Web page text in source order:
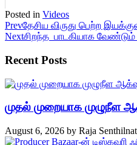
Posted in Videos
Prevதேசிய விருது பெற்ற
Nextசிறந்த பாடகியாக வேண்டும்
Recent Posts
முதல் முறையாக முழுநீள
August 6, 2026 by Raja